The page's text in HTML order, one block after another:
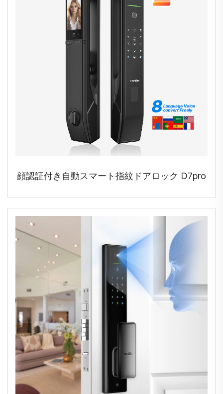
顔認証付き自動スマート指紋ドアロック D7pro